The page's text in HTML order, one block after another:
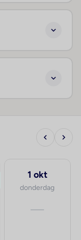
1 okt
donderdag
—